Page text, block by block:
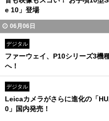
e 10」登場
06月06日
デジタル
ファーウェイ、P10シリーズ3機
へ！
デジタル
Leicaカメラがさらに進化の「
0」国内発売！